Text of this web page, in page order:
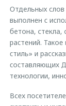
Отдельных
выполнен с
бетона, стекла,
растений.
стиль» и
составляющих
технологии,
Всех